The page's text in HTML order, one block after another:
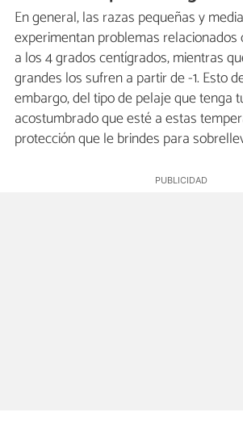
En general, las razas pequeñas y
experimentan problemas
a los 4 grados centígrados, mientras
grandes los sufren a partir de -1. Esto
embargo, del tipo de pelaje que tenga
acostumbrado que esté a estas
protección que le brindes para